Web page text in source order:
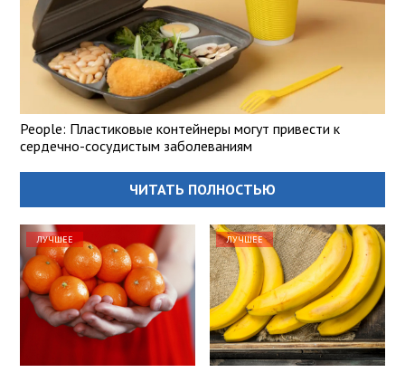
People: Пластиковые контейнеры могут привести к
сердечно-сосудистым заболеваниям
ЧИТАТЬ ПОЛНОСТЬЮ
ЛУЧШЕЕ ЛУЧШЕЕ